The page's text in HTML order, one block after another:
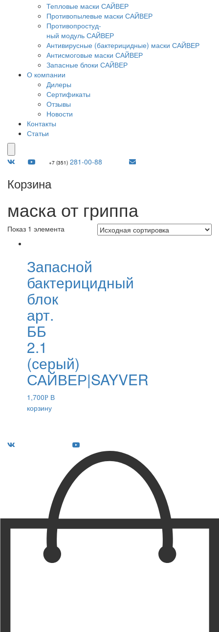
Тепловые маски САЙВЕР
Противопылевые маски САЙВЕР
Противопростуд-
ный модуль САЙВЕР
Антивирусные (бактерицидные) маски САЙВЕР
Антисмоговые маски САЙВЕР
Запасные блоки САЙВЕР
О компании
Дилеры
Сертификаты
Отзывы
Новости
Контакты
Статьи
+7 (351) 281-00-88
Корзина
маска от гриппа
Показ 1 элемента
Запасной
бактерицидный
блок
арт.
ББ
2.1
(серый)
САЙВЕР|SAYVER
1,700Р В
корзину